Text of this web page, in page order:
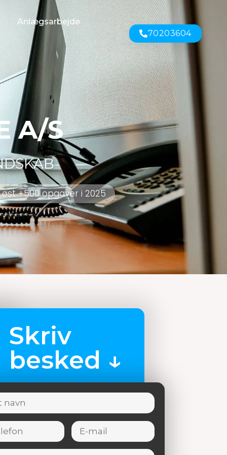
Anlægsarbejde
70203604
A/S
+500 opgaver i 2025
Skriv
besked ↓